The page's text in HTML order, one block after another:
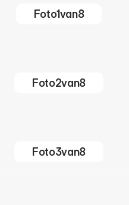
Foto1van8
Foto2van8
Foto3van8